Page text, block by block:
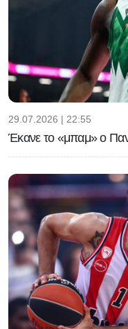
29.07.2026 | 22:55
Έκανε το «μπαμ» ο